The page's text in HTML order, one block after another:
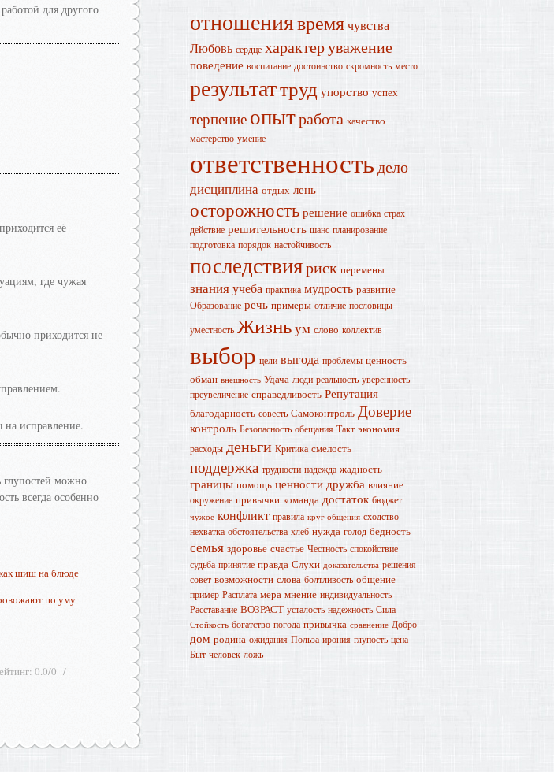
для другого
её
где чужая
приходится не
на исправление.
глупостей можно
всегда особенно
шиш на блюде
по уму
: 0.0/0
отношениявремячувства
Любовь сердце характеруважение
поведение воспитание достоинство скромность место
результаттруд упорство успех
терпение опытработа качество
мастерство умение
ответственностьдело
дисциплина отдых лень
осторожность решение ошибка страх
действие решительность шанс планирование
подготовка порядок настойчивость
последствияриск перемены
знанияучеба практика мудрость развитие
Образование речь примеры отличие пословицы
уместность Жизньум слово коллектив
выбор цели выгода проблемы ценность
обман внешность Удача люди реальность уверенность
преувеличение справедливость Репутация
благодарность совесть Самоконтроль Доверие
контроль Безопасность обещания Такт экономия
расходы деньги Критика смелость
поддержка трудности надежда жадность
границы помощь ценности дружба влияние
окружение привычки команда достаток бюджет
чужое конфликт правила круг общения сходство
нехватка обстоятельства хлеб нужда голод бедность
семья здоровье счастье Честность спокойствие
судьба принятие правда Слухи доказательства решения
совет возможности слова болтливость общение
пример Расплата мера мнение индивидуальность
Расставание ВОЗРАСТ усталость надежность Сила
Стойкость богатство погода привычка сравнение Добро
дом родина ожидания Польза ирония глупость цена
Быт человек ложь